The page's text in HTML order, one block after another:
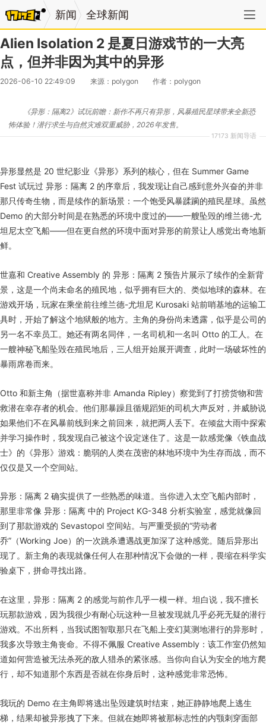
新闻 全球新闻
Alien Isolation 2 是夏日游戏节的一大亮
点，但并非因为其中的异形
2026-06-10 22:49:09 来源：polygon 作者：polygon
17173 新闻导语
《异形：隔离2》试玩前瞻：新作不再只有异形，风暴殖民星球带来全新恐
怖体验！潜行求生与自然灾难双重威胁，2026年发售。
异形显然是 20 世纪影业《异形》系列的核心，但在 Summer Game
Fest 试玩过 异形：隔离 2 的序章后，我发现让自己感到意外兴奋的并非
那只传奇生物，而是续作的新场景：一个饱受风暴蹂躏的殖民星球。虽然
Demo 的大部分时间是在熟悉的环境中度过的——一艘坠毁的维兰德-尤
坦尼太空飞船——但在更自然的环境中面对异形的前景让人感觉出奇地新
鲜。
世嘉和 Creative Assembly 的 异形：隔离 2 预告片展示了续作的全新背
景，这是一个尚未命名的殖民地，似乎拥有巨大的、类似地球的森林。在
游戏开场，玩家在乘坐前往维兰德-尤坦尼 Kurosaki 站前哨基地的运输工
具时，开始了解这个地狱般的地方。主角的身份尚未透露，似乎是公司的
另一名不幸员工。她还有两名同伴，一名司机和一名叫 Otto 的工人。在
一艘神秘飞船坠毁在殖民地后，三人组开始展开调查，此时一场破坏性的
暴雨席卷而来。
Otto 和新主角（据世嘉称并非 Amanda Ripley）察觉到了打捞货物和营
救潜在幸存者的机会。他们那暴躁且循规蹈矩的司机大声反对，并威胁说
如果他们不在风暴前线到来之前回来，就把两人丢下。在倾盆大雨中探索
并学习操作时，我发现自己被这个设定迷住了。这是一款感觉像《铁血战
士》的《异形》游戏：脆弱的人类在茂密的林地环境中为生存而战，而不
仅仅是又一个空间站。
异形：隔离 2 确实提供了一些熟悉的味道。当你进入太空飞船内部时，
那里非常像 异形：隔离 中的 Project KG-348 分析实验室，感觉就像回
到了那款游戏的 Sevastopol 空间站。与严重受损的“劳动者
乔”（Working Joe）的一次跳杀遭遇战更加深了这种感觉。随后异形出
现了。新主角的表现就像任何人在那种情况下会做的一样，畏缩在科学实
验桌下，拼命寻找出路。
在这里，异形：隔离 2 的感觉与前作几乎一模一样。坦白说，我不擅长
玩那款游戏，因为我很少有耐心玩这种一旦被发现就几乎必死无疑的潜行
游戏。不出所料，当我试图智取那只在飞船上变幻莫测地潜行的异形时，
我多次导致主角丧命。不得不佩服 Creative Assembly：该工作室仍然知
道如何营造被无法杀死的敌人猎杀的紧张感。当你向自认为安全的地方爬
行，却不知道那个东西是否就在你身后时，这种感觉非常恐怖。
我玩的 Demo 在主角即将逃出坠毁建筑时结束，她正静静地爬上逃生
梯，结果却被异形拽了下来。但就在她即将被那标志性的内颚刺穿面部